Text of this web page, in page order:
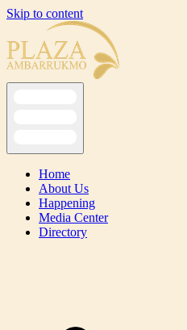
Skip to content
Home
About Us
Happening
Media Center
Directory